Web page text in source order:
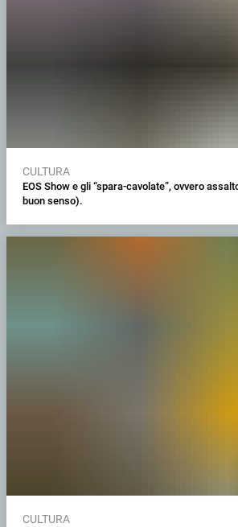
CULTURA
EOS Show e gli “spara-cavolate”, ovvero
buon senso).
CULTURA